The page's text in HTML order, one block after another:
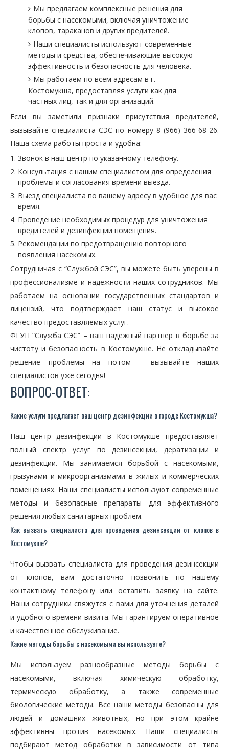
Мы предлагаем комплексные решения для
борьбы с насекомыми, включая уничтожение
клопов, тараканов и других вредителей.
Наши специалисты используют современные
методы и средства, обеспечивающие высокую
эффективность и безопасность для человека.
Мы работаем по всем адресам в г.
Костомукша, предоставляя услуги как для
частных лиц, так и для организаций.
Если вы заметили признаки присутствия вредителей,
вызывайте специалиста СЭС по номеру 8 (966) 366-68-26.
Наша схема работы проста и удобна:
Звонок в наш центр по указанному телефону.
Консультация с нашим специалистом для определения
проблемы и согласования времени выезда.
Выезд специалиста по вашему адресу в удобное для вас
время.
Проведение необходимых процедур для уничтожения
вредителей и дезинфекции помещения.
Рекомендации по предотвращению повторного
появления насекомых.
Сотрудничая с “Службой СЭС”, вы можете быть уверены в
профессионализме и надежности наших сотрудников. Мы
работаем на основании государственных стандартов и
лицензий, что подтверждает наш статус и высокое
качество предоставляемых услуг.
ФГУП “Служба СЭС” – ваш надежный партнер в борьбе за
чистоту и безопасность в Костомукше. Не откладывайте
решение проблемы на потом – вызывайте наших
специалистов уже сегодня!
ВОПРОС-ОТВЕТ:
Какие услуги предлагает ваш центр дезинфекции в городе Костомукша?
Наш центр дезинфекции в Костомукше предоставляет
полный спектр услуг по дезинсекции, дератизации и
дезинфекции. Мы занимаемся борьбой с насекомыми,
грызунами и микроорганизмами в жилых и коммерческих
помещениях. Наши специалисты используют современные
методы и безопасные препараты для эффективного
решения любых санитарных проблем.
Как вызвать специалиста для проведения дезинсекции от клопов в
Костомукше?
Чтобы вызвать специалиста для проведения дезинсекции
от клопов, вам достаточно позвонить по нашему
контактному телефону или оставить заявку на сайте.
Наши сотрудники свяжутся с вами для уточнения деталей
и удобного времени визита. Мы гарантируем оперативное
и качественное обслуживание.
Какие методы борьбы с насекомыми вы используете?
Мы используем разнообразные методы борьбы с
насекомыми, включая химическую обработку,
термическую обработку, а также современные
биологические методы. Все наши методы безопасны для
людей и домашних животных, но при этом крайне
эффективны против насекомых. Наши специалисты
подбирают метод обработки в зависимости от типа